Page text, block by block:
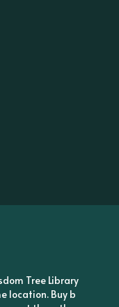
Tree Library
location. Buy b